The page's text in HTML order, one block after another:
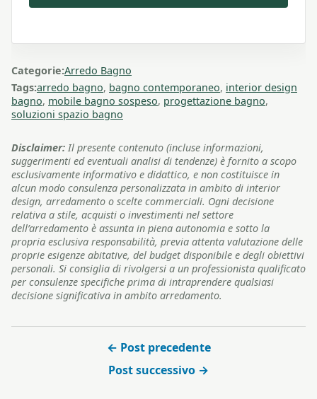
Categorie:Arredo Bagno
Tags:arredo bagno, bagno contemporaneo, interior design
bagno, mobile bagno sospeso, progettazione bagno,
soluzioni spazio bagno
Disclaimer: Il presente contenuto (incluse informazioni,
suggerimenti ed eventuali analisi di tendenze) è fornito a scopo
esclusivamente informativo e didattico, e non costituisce in
alcun modo consulenza personalizzata in ambito di interior
design, arredamento o scelte commerciali. Ogni decisione
relativa a stile, acquisti o investimenti nel settore
dell’arredamento è assunta in piena autonomia e sotto la
propria esclusiva responsabilità, previa attenta valutazione delle
proprie esigenze abitative, del budget disponibile e degli obiettivi
personali. Si consiglia di rivolgersi a un professionista qualificato
per consulenze specifiche prima di intraprendere qualsiasi
decisione significativa in ambito arredamento.
← Post precedente
Post successivo →